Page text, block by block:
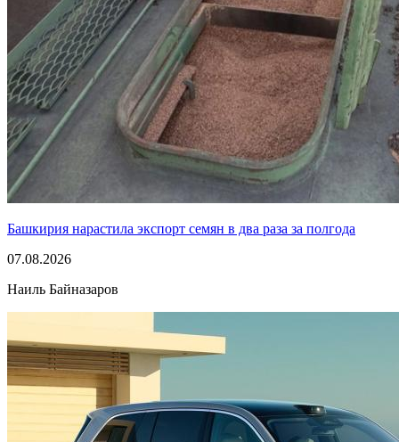
Башкирия нарастила экспорт семян в два раза за полгода
07.08.2026
Наиль Байназаров